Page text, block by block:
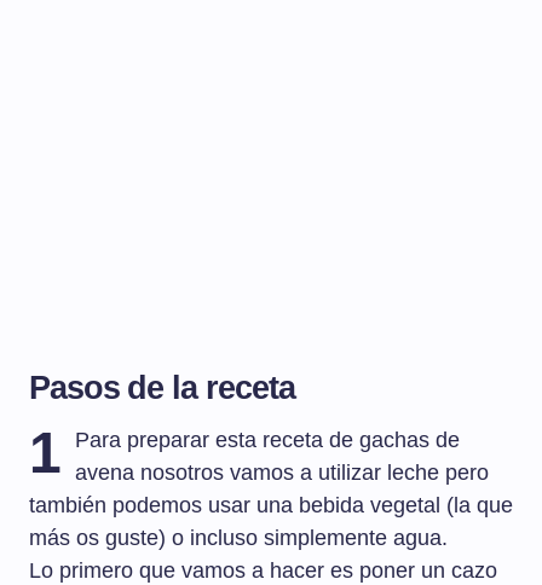
Pasos de la receta
1
Para preparar esta receta de gachas de
avena nosotros vamos a utilizar leche pero
también podemos usar una bebida vegetal (la que
más os guste) o incluso simplemente agua.
Lo primero que vamos a hacer es poner un cazo